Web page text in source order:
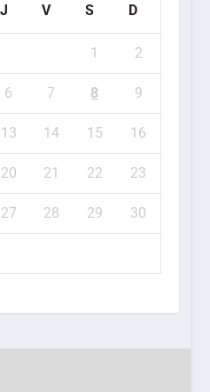
J V S D
1 2
6 7 8 9
13 14 15 16
20 21 22 23
27 28 29 30